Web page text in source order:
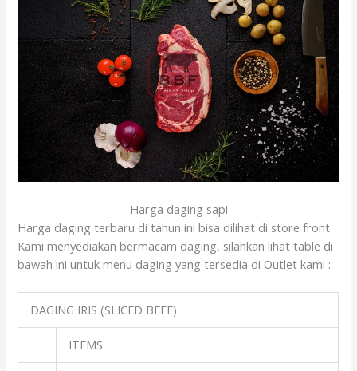
Harga daging sapi
Harga daging terbaru di tahun ini bisa dilihat di store front.
Kami menyediakan bermacam daging, silahkan lihat table di
bawah ini untuk menu daging yang tersedia di Outlet kami :
DAGING IRIS (SLICED BEEF)
ITEMS